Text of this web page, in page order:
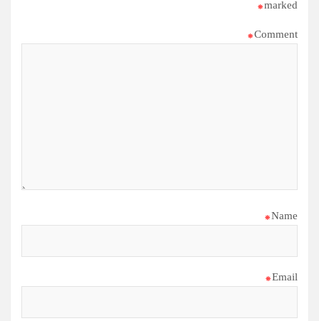
marked
*
Comment
*
Name
*
Email
*